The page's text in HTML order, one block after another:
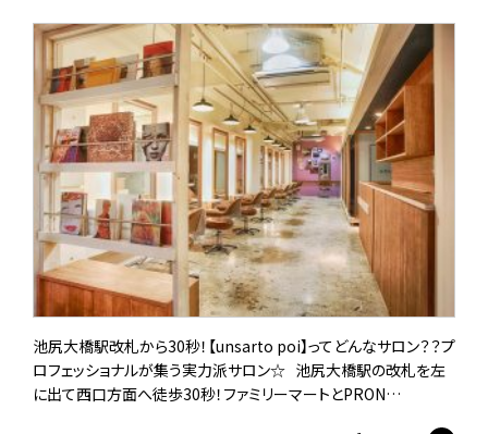
池尻大橋駅改札から30秒！【unsarto poi】ってどんなサロン？？プ
ロフェッショナルが集う実力派サロン☆ 池尻大橋駅の改札を左
に出て西口方面へ徒歩30秒！ファミリーマートとPRON…